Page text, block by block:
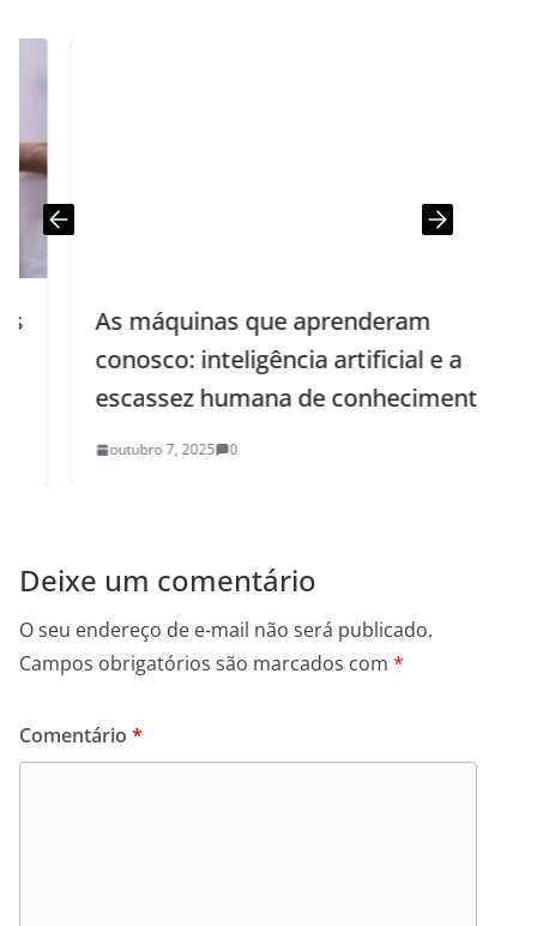
As máquinas que aprenderam
conosco: inteligência artificial e a
escassez humana de conhecimento
outubro 7, 2025 0
Deixe um comentário
O seu endereço de e-mail não será publicado.
Campos obrigatórios são marcados com *
Comentário *